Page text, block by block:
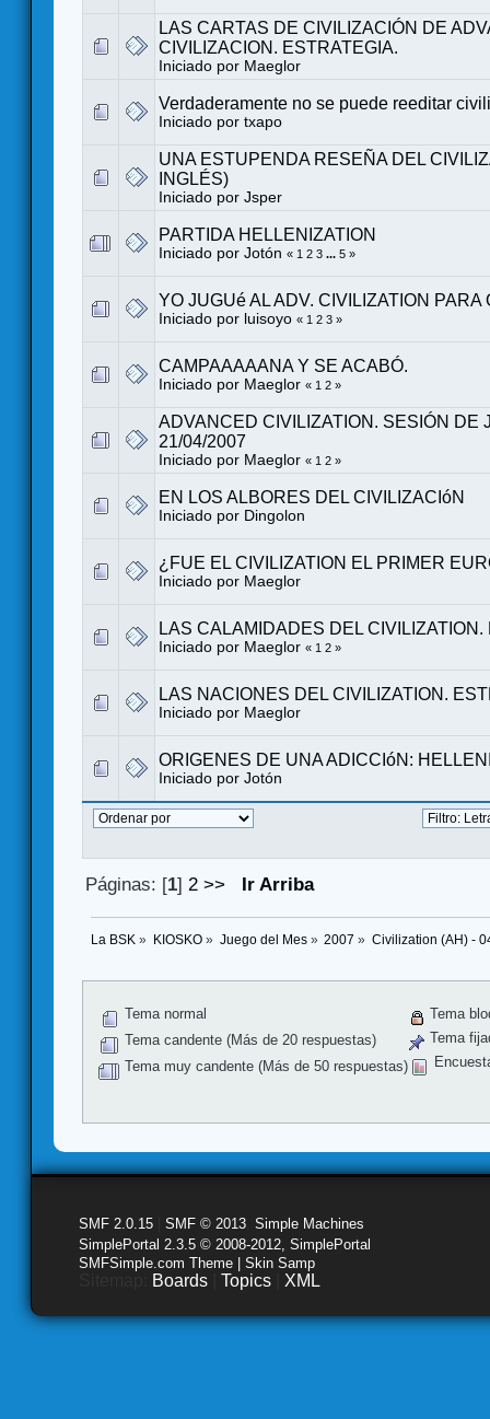
LAS CARTAS DE CIVILIZACIÓN DE
CIVILIZACION. ESTRATEGIA.
Iniciado por Maeglor
Verdaderamente no se puede reeditar
Iniciado por txapo
UNA ESTUPENDA RESEÑA DEL
INGLÉS)
Iniciado por Jsper
PARTIDA HELLENIZATION
Iniciado por Jotón « 1 2 3 ... 5 »
YO JUGUé AL ADV. CIVILIZATION PARA
Iniciado por luisoyo « 1 2 3 »
CAMPAAAAANA Y SE ACABÓ.
Iniciado por Maeglor « 1 2 »
ADVANCED CIVILIZATION. SESIÓN DE
21/04/2007
Iniciado por Maeglor « 1 2 »
EN LOS ALBORES DEL CIVILIZACIóN
Iniciado por Dingolon
¿FUE EL CIVILIZATION EL PRIMER
Iniciado por Maeglor
LAS CALAMIDADES DEL CIVILIZATION.
Iniciado por Maeglor « 1 2 »
LAS NACIONES DEL CIVILIZATION.
Iniciado por Maeglor
ORIGENES DE UNA ADICCIóN:
Iniciado por Jotón
Páginas: [1] 2 >> Ir Arriba
La BSK » KIOSKO» Juego del Mes» 2007 » Civilization (AH) -
Tema normal
Tema candente (Más de 20 respuestas)
Tema muy candente (Más de 50 respuestas)
Tema
Tema
SMF 2.0.15 SMF © 2013 Simple Machines
SimplePortal 2.3.5 © 2008-2012, SimplePortal
SMFSimple.com Theme | Skin Samp
Boards Topics XML